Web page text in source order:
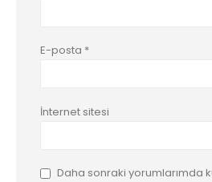
E-posta *
İnternet sitesi
Daha sonraki yorumlarımda